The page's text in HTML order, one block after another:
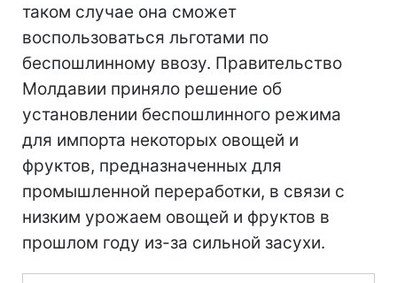
таком случае она сможет
воспользоваться льготами по
беспошлинному ввозу. Правительство
Молдавии приняло решение об
установлении беспошлинного режима
для импорта некоторых овощей и
фруктов, предназначенных для
промышленной переработки, в связи с
низким урожаем овощей и фруктов в
прошлом году из-за сильной засухи.